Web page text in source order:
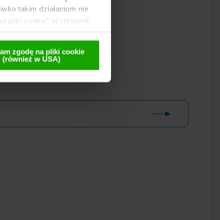
takim działaniom nie
pliki cookie” użytkownik
zgodę na pliki cookie
(również w USA)